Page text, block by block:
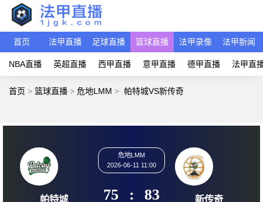
首页 法甲直播 足球直播 篮球直播 法甲录像 法甲新闻
NBA直播 英超直播 西甲直播 意甲直播 德甲直播 法甲直
首页 > 篮球直播 > 危地LMM > 帕特城VS新传奇
危地LMM